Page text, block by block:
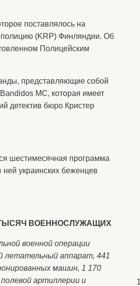
поставлялось на
полицию (KRP) Финляндии. Об
Полицейским
представляющие собой
MC, которая имеет
детектив бюро Кристер
шестимесячная программа
украинских беженцев
ВОЕННОСЛУЖАЩИХ
военной операции
летательный аппарат, 441
машин, 1 170
артиллерии и